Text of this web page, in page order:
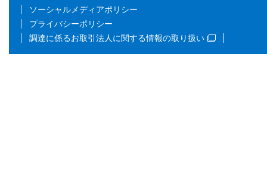
ソーシャルメディアポリシー
プライバシーポリシー
調達に係るお取引法人に関する情報の取り扱い